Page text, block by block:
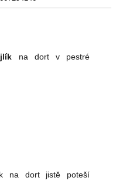
na dort v pestré
na dort jistě poteší